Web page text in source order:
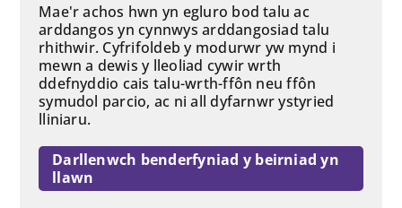
Mae'r achos hwn yn egluro bod talu ac
arddangos yn cynnwys arddangosiad talu
rhithwir. Cyfrifoldeb y modurwr yw mynd i
mewn a dewis y lleoliad cywir wrth
ddefnyddio cais talu-wrth-ffôn neu ffôn
symudol parcio, ac ni all dyfarnwr ystyried
lliniaru.
Darllenwch benderfyniad y beirniad yn
llawn